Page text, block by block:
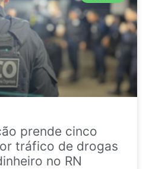
prende cinco
tráfico de drogas
no RN